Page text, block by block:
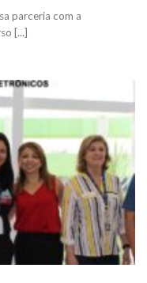
parceria com a
[...]